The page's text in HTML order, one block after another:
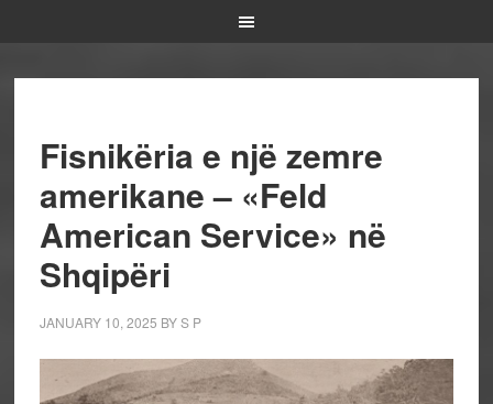
Fisnikëria e një zemre
amerikane – «Feld
American Service» në
Shqipëri
JANUARY 10, 2025 BYS P